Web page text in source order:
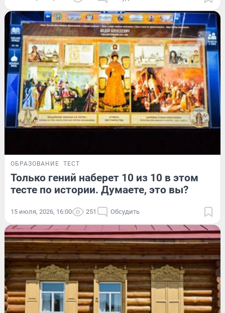
ОБРАЗОВАНИЕ ТЕСТ
Только гений наберет 10 из 10 в этом
тесте по истории. Думаете, это вы?
15 июля, 2026, 16:00 251 Обсудить